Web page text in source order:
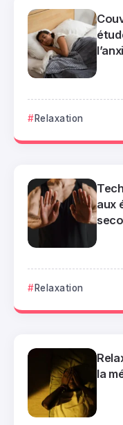
Relaxation
aux
Relaxation
la